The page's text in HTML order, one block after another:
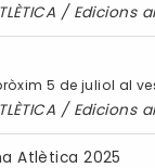
/ Edicions
5 de juliol al
/ Edicions
Atlètica 2025